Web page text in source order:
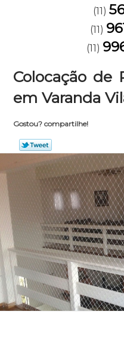
(11)
(11)
(11)
Colocação de
em Varanda
Gostou? compartilhe!